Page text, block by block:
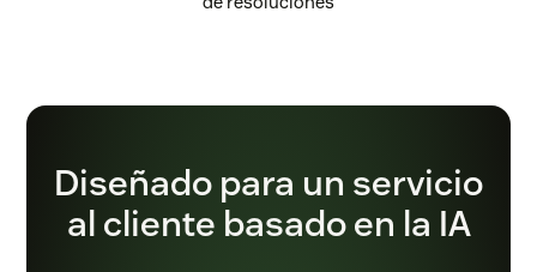
Diseñado para un servicio
al cliente basado en la IA